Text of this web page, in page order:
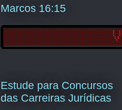
Marcos 16:15
Estude para Concursos
das Carreiras Jurídicas